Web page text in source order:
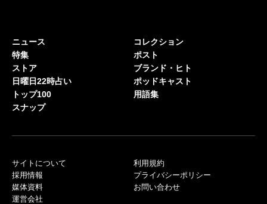
ニュース
特集
ストア
日曜日22時占い
トップ100
スナップ
コレクション
ポスト
ブランド・ヒト
ポッドキャスト
用語集
サイトについて
採用情報
媒体資料
運営会社
利用規約
プライバシーポリシー
お問い合わせ